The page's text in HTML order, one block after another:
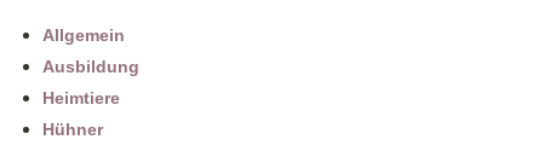
Allgemein
Ausbildung
Heimtiere
Hühner